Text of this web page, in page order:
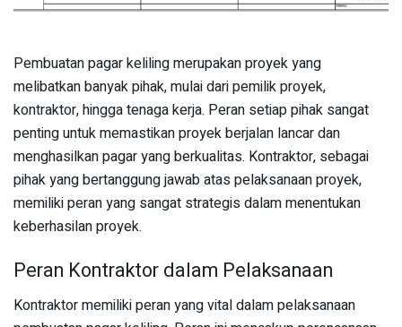
Pembuatan pagar keliling merupakan proyek yang
melibatkan banyak pihak, mulai dari pemilik proyek,
kontraktor, hingga tenaga kerja. Peran setiap pihak sangat
penting untuk memastikan proyek berjalan lancar dan
menghasilkan pagar yang berkualitas. Kontraktor, sebagai
pihak yang bertanggung jawab atas pelaksanaan proyek,
memiliki peran yang sangat strategis dalam menentukan
keberhasilan proyek.
Peran Kontraktor dalam Pelaksanaan
Kontraktor memiliki peran yang vital dalam pelaksanaan